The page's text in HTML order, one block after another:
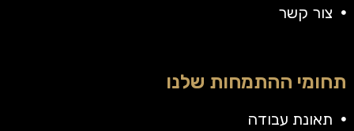
צור קשר
תחומי ההתמחות שלנו
תאונת עבודה